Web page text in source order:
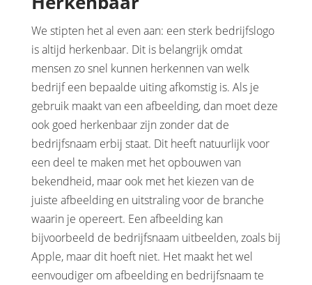
We stipten het al even aan: een sterk bedrijfslogo
is altijd herkenbaar. Dit is belangrijk omdat
mensen zo snel kunnen herkennen van welk
bedrijf een bepaalde uiting afkomstig is. Als je
gebruik maakt van een afbeelding, dan moet deze
ook goed herkenbaar zijn zonder dat de
bedrijfsnaam erbij staat. Dit heeft natuurlijk voor
een deel te maken met het opbouwen van
bekendheid, maar ook met het kiezen van de
juiste afbeelding en uitstraling voor de branche
waarin je opereert. Een afbeelding kan
bijvoorbeeld de bedrijfsnaam uitbeelden, zoals bij
Apple, maar dit hoeft niet. Het maakt het wel
eenvoudiger om afbeelding en bedrijfsnaam te